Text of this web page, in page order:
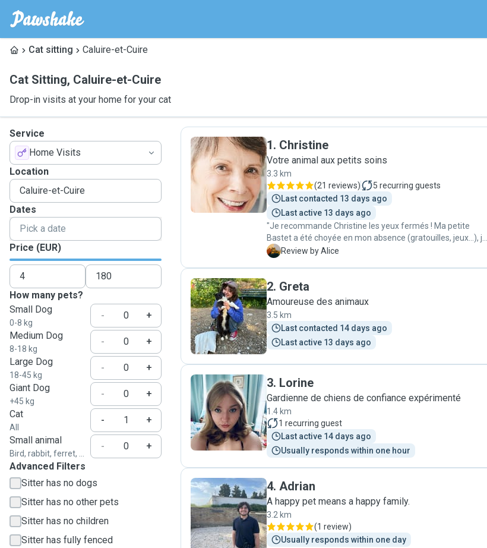
Cat sitting Caluire-et-Cuire
Cat Sitting, Caluire-et-Cuire
Drop-in visits at your home for your cat
Service
Home Visits
Location
Dates
Price (EUR)
How many pets?
Small Dog
0-8 kg
-
+
Medium Dog
8-18 kg
-
+
Large Dog
18-45 kg
-
+
Giant Dog
+45 kg
-
+
Cat
All
-
+
Small animal
Bird, rabbit, ferret, ...
-
+
Advanced Filters
Sitter has no dogs
Sitter has no other pets
Sitter has no children
Sitter has fully fenced
C
1. Christine
Votre animal aux petits soins
3.3 km
(21 reviews) 5 recurring guests
Last contacted 13 days ago
Last active 13 days ago
"Je recommande Christine les yeux fermés ! Ma petite
Bastet a été choyée en mon absence (gratouilles, jeux…), je
l’ai retrouvée en pleine forme. Un grand MERCI ! Christine
Très bonne communication, et Christine est une personne
très sympathique. N’hésitez pas !! :) "
A Review by Alice
G
2. Greta
Amoureuse des animaux
3.5 km
Last contacted 14 days ago
Last active 13 days ago
L
3. Lorine
Gardienne de chiens de confiance expérimenté
1.4 km
1 recurring guest
Last active 14 days ago
Usually responds within one hour
A
4. Adrian
A happy pet means a happy family.
3.2 km
(1 review)
Usually responds within one day